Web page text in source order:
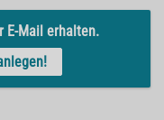
E-Mail erhalten.